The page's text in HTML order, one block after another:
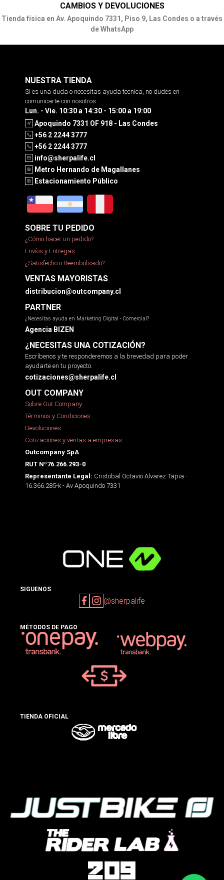
CAMBIOS Y DEVOLUCIONES
Tienda física en Av. Apoquindo 7331, Piso 9, Las Condes o a través
de WhatsApp
NUESTRA TIENDA
Si es una duda o necesitas ayuda tecnica, no dudes en
comunicarte con nosotros
Lun. - Vie. 10:30 a 14:30 - 15:00 a 19:00
Apoquindo 7331 OF 918 - Las Condes
+56 2 2244 3777
+56 2 2244 3777
info@sherpalife.cl
Metro Hernando de Magallanes
Estacionamiento Público
SOBRE TU PEDIDO
¿Cómo hacer un pedido?
Envíos y Entregas
¿Satisfecho o Reembolsado?
VENTAS MAYORISTAS
distribucion@outcompany.cl
PARTNER
¿Necesitas ayuda en Marketing Digital - Comercial?
Agencia BIZEN
¿NECESITAS UNA COTIZACIÓN?
Escríbenos y te responderemos a la brevedad para poder
ayudarte en tu proyecto.
cotizaciones@sherpalife.cl
OUT COMPANY
Sobre Out Company
Términos y Condiciones
Devoluciones
Cotizaciones y ventas a empresas
Outcompany SpA
RUT Nº76.266.293-0
Representante Legal: Cristobal Octavio Alvarez Tapia -
16.366.285-k - Av Apoquindo 7331
SIGUENOS
@sherpalife
MÉTODOS DE PAGO
TIENDA OFICIAL